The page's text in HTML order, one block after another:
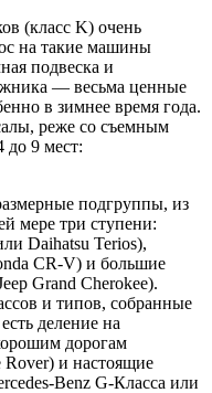
(класс K) очень
на такие машины
подвеска и
— весьма ценные
в зимнее время года.
реже со съемным
9 мест:
подгруппы, из
мере три ступени:
Daihatsu Terios),
CR-V) и большие
Grand Cherokee).
и типов, собранные
деление на
дорогам
и настоящие
Benz G-Класса или